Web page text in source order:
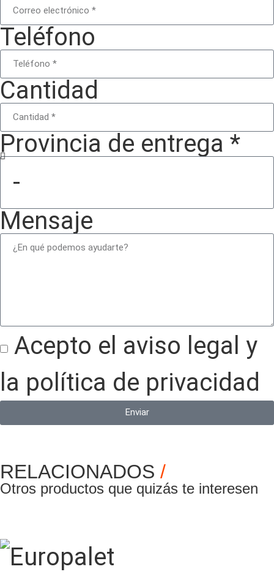
Teléfono
Cantidad
Provincia de entrega *
Mensaje
Acepto el aviso legal y
la política de privacidad
Enviar
RELACIONADOS /
Otros productos que quizás te interesen